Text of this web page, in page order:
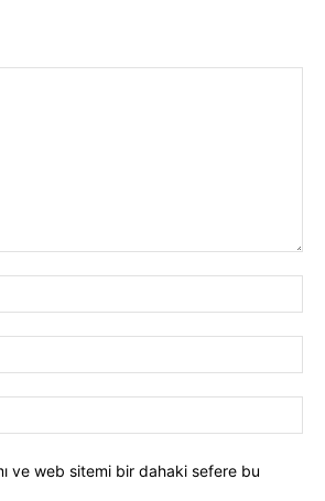
ve web sitemi bir dahaki sefere bu